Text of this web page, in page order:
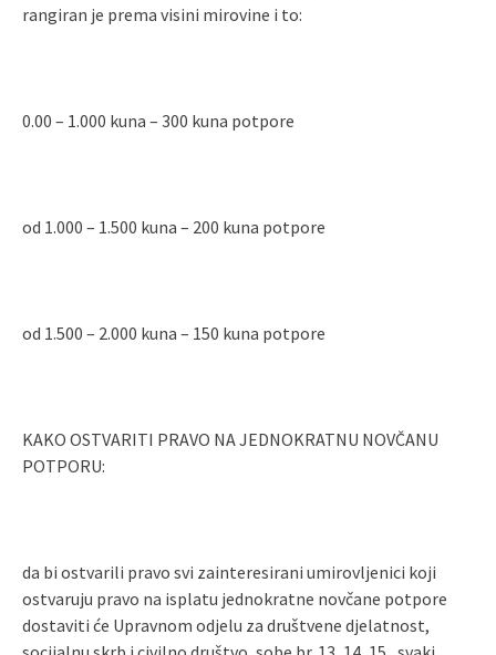
rangiran je prema visini mirovine i to:
0.00 – 1.000 kuna – 300 kuna potpore
od 1.000 – 1.500 kuna – 200 kuna potpore
od 1.500 – 2.000 kuna – 150 kuna potpore
KAKO OSTVARITI PRAVO NA JEDNOKRATNU NOVČANU
POTPORU:
da bi ostvarili pravo svi zainteresirani umirovljenici koji
ostvaruju pravo na isplatu jednokratne novčane potpore
dostaviti će Upravnom odjelu za društvene djelatnost,